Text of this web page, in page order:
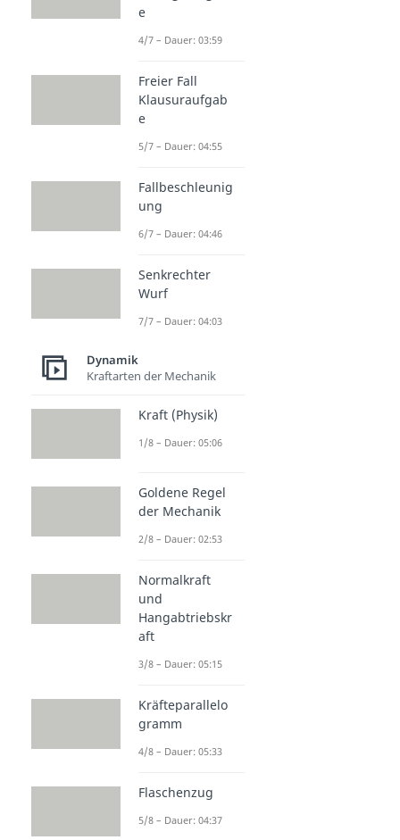
e
4/7 – Dauer: 03:59
Freier Fall
Klausuraufgab
e
5/7 – Dauer: 04:55
Fallbeschleunig
ung
6/7 – Dauer: 04:46
Senkrechter
Wurf
7/7 – Dauer: 04:03
Dynamik
Kraftarten der Mechanik
Kraft (Physik)
1/8 – Dauer: 05:06
Goldene Regel
der Mechanik
2/8 – Dauer: 02:53
Normalkraft
und
Hangabtriebskr
aft
3/8 – Dauer: 05:15
Kräfteparallelo
gramm
4/8 – Dauer: 05:33
Flaschenzug
5/8 – Dauer: 04:37